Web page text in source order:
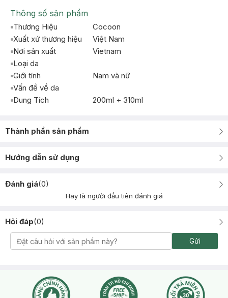
Thông số sản phẩm
Thương Hiệu
Cocoon
Xuất xứ thương hiệu
Việt Nam
Nơi sản xuất
Vietnam
Loại da
Giới tính
Nam và nữ
Vấn đề về da
Dung Tích
200ml + 310ml
Thành phần sản phẩm
Hướng dẫn sử dụng
Đánh giá(0)
Hãy là người đầu tiên đánh giá
Hỏi đáp(0)
Gửi